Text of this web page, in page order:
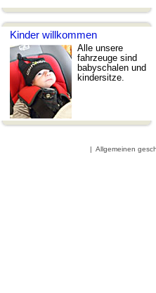
Kinder willkommen
Alle unsere
fahrzeuge sind
babyschalen und
kindersitze.
| Allgemeinen